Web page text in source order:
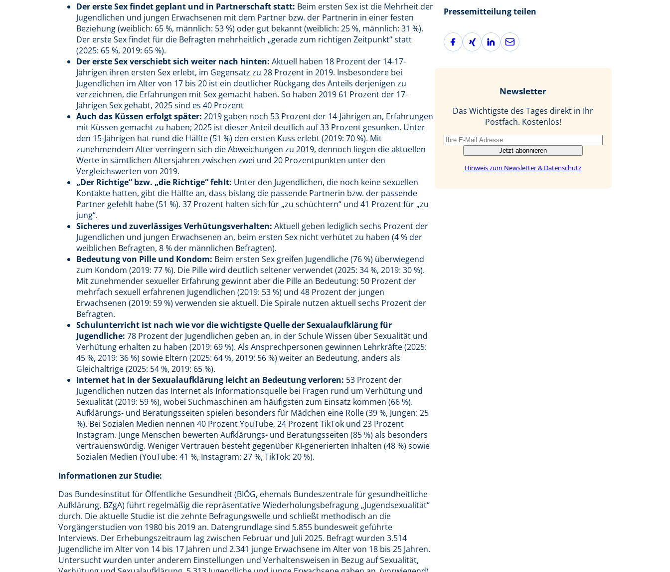
Der erste Sex findet geplant und in Partnerschaft statt: Beim ersten Sex ist die Mehrheit der
Jugendlichen und jungen Erwachsenen mit dem Partner bzw. der Partnerin in einer festen
Beziehung (weiblich: 65 %, männlich: 53 %) oder gut bekannt (weiblich: 25 %, männlich: 31 %).
Der erste Sex findet für die Befragten mehrheitlich „gerade zum richtigen Zeitpunkt“ statt
(2025: 65 %, 2019: 65 %).
Der erste Sex verschiebt sich weiter nach hinten: Aktuell haben 18 Prozent der 14-17-
Jährigen ihren ersten Sex erlebt, im Gegensatz zu 28 Prozent in 2019. Insbesondere bei
Jugendlichen im Alter von 17 bis 20 ist ein deutlicher Rückgang des Anteils derjenigen zu
verzeichnen, die Erfahrungen mit Sex gemacht haben. So haben 2019 61 Prozent der 17-
Jährigen Sex gehabt, 2025 sind es 40 Prozent
Auch das Küssen erfolgt später: 2019 gaben noch 53 Prozent der 14-Jährigen an, Erfahrungen
mit Küssen gemacht zu haben; 2025 ist dieser Anteil deutlich auf 33 Prozent gesunken. Unter
den 15-Jährigen hat rund die Hälfte (51 %) den ersten Kuss erlebt (2019: 70 %). Mit
zunehmendem Alter verringern sich die Abweichungen zu 2019, dennoch liegen die aktuellen
Werte in sämtlichen Altersjahren zwischen zwei und 20 Prozentpunkten unter den
Vergleichswerten von 2019.
„Der Richtige“ bzw. „die Richtige“ fehlt: Unter den Jugendlichen, die noch keine sexuellen
Kontakte hatten, gibt die Hälfte an, dass bislang die passende Partnerin bzw. der passende
Partner gefehlt habe (51 %). 37 Prozent halten sich für „zu schüchtern“ und 41 Prozent für „zu
jung“.
Sicheres und zuverlässiges Verhütungsverhalten: Aktuell geben lediglich sechs Prozent der
Jugendlichen und jungen Erwachsenen an, beim ersten Sex nicht verhütet zu haben (4 % der
weiblichen Befragten, 8 % der männlichen Befragten).
Bedeutung von Pille und Kondom: Beim ersten Sex greifen Jugendliche (76 %) überwiegend
zum Kondom (2019: 77 %). Die Pille wird deutlich seltener verwendet (2025: 34 %, 2019: 30 %).
Mit zunehmender sexueller Erfahrung gewinnt aber die Pille an Bedeutung: 50 Prozent der
mehrfach sexuell erfahrenen Jugendlichen (2019: 53 %) und 48 Prozent der jungen
Erwachsenen (2019: 59 %) verwenden sie aktuell. Die Spirale nutzen aktuell sechs Prozent der
Befragten.
Schulunterricht ist nach wie vor die wichtigste Quelle der Sexualaufklärung für
Jugendliche: 78 Prozent der Jugendlichen geben an, in der Schule Wissen über Sexualität und
Verhütung erhalten zu haben (2019: 69 %). Als Ansprechpersonen gewinnen Lehrkräfte (2025:
45 %, 2019: 36 %) sowie Eltern (2025: 64 %, 2019: 56 %) weiter an Bedeutung, anders als
Gleichaltrige (2025: 54 %, 2019: 65 %).
Internet hat in der Sexualaufklärung leicht an Bedeutung verloren: 53 Prozent der
Jugendlichen nutzen das Internet als Informationsquelle bei Fragen rund um Verhütung und
Sexualität (2019: 59 %), wobei Suchmaschinen am häufigsten zum Einsatz kommen (66 %).
Aufklärungs- und Beratungsseiten spielen besonders für Mädchen eine Rolle (39 %, Jungen: 25
%). Bei Sozialen Medien nennen 40 Prozent YouTube, 24 Prozent TikTok und 23 Prozent
Instagram. Junge Menschen bewerten Aufklärungs- und Beratungsseiten (85 %) als besonders
vertrauenswürdig. Weniger Vertrauen besteht gegenüber KI-generierten Inhalten (48 %) sowie
Sozialen Medien (YouTube: 41 %, Instagram: 27 %, TikTok: 20 %).
Informationen zur Studie:
Das Bundesinstitut für Öffentliche Gesundheit (BIÖG, ehemals Bundeszentrale für gesundheitliche
Aufklärung, BZgA) führt regelmäßig die repräsentative Wiederholungsbefragung „Jugendsexualität“
durch. Die aktuelle Studie ist die zehnte Befragungswelle und schließt methodisch an die
Vorgängerstudien von 1980 bis 2019 an. Datengrundlage sind 5.855 bundesweit geführte
Interviews. Der Erhebungszeitraum lag zwischen Februar und Juli 2025. Befragt wurden 3.514
Jugendliche im Alter von 14 bis 17 Jahren und 2.341 junge Erwachsene im Alter von 18 bis 25 Jahren.
Untersucht wurden unter anderem Einstellungen und Verhaltensweisen in Bezug auf Sexualität,
Pressemitteilung teilen
F
a
X
i
L
i
n
E
-
l
Newsletter
Das Wichtigste des Tages direkt in Ihr
Postfach. Kostenlos!
Jetzt abonnieren
Hinweis zum Newsletter & Datenschutz